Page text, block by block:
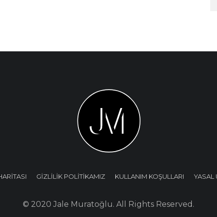
GİZLİLİK POLİTİKAMIZ KULLANIM KOŞULLARI YASAL
© 2020 Jale Muratoğlu. All Rights Reserved.